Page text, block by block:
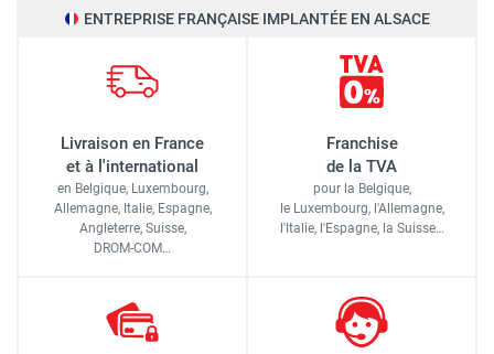
ENTREPRISE FRANÇAISE IMPLANTÉE EN ALSACE
Livraison en France
et à l'international
en Belgique, Luxembourg,
Allemagne, Italie, Espagne,
Angleterre, Suisse,
DROM-COM…
Franchise
de la TVA
pour la Belgique,
le Luxembourg, l'Allemagne,
l'Italie, l'Espagne, la Suisse…